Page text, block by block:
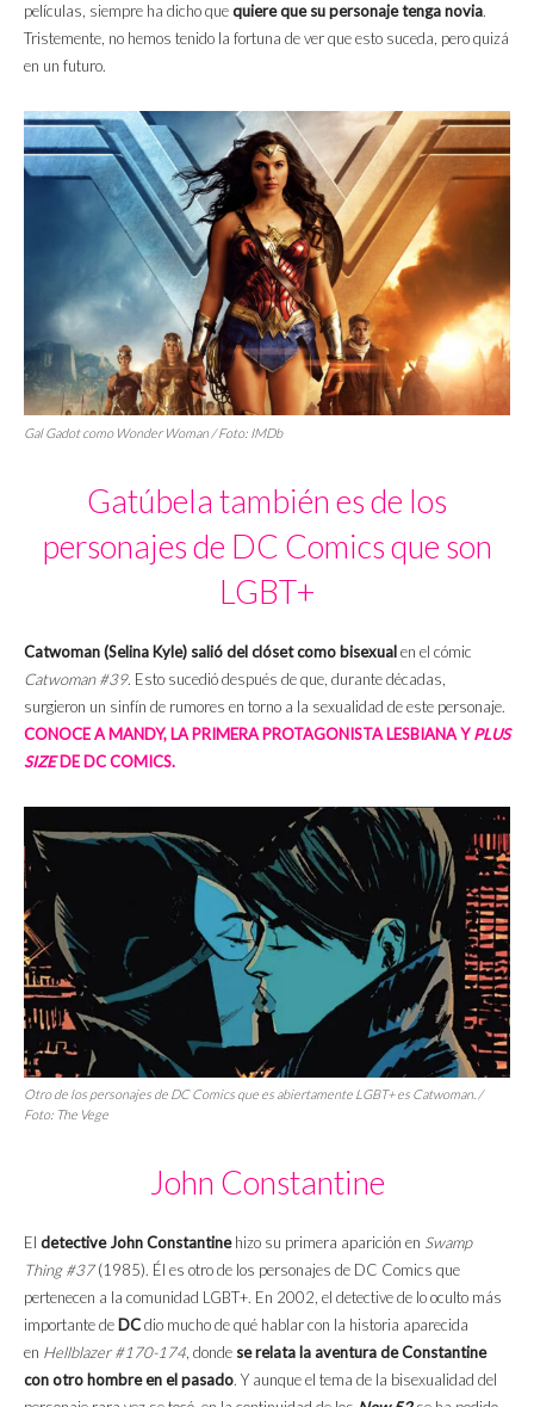
películas, siempre ha dicho quequiere que su personaje tenga novia.
Tristemente, no hemos tenido la fortuna de ver que esto suceda, pero quizá
en un futuro.
Gal Gadot como Wonder Woman / Foto: IMDb
Gatúbela también es de los
personajes de DC Comics que son
LGBT+
Catwoman(Selina Kyle) salió del clóset como bisexualen el cómic
Catwoman #39. Esto sucedió después de que, durante décadas,
surgieron un sinfín de rumores en torno a la sexualidad de este personaje.
CONOCE A MANDY, LA PRIMERA PROTAGONISTA LESBIANA YPLUS
SIZEDE DC COMICS.
Otro de los personajes de DC Comics que es abiertamente LGBT+ es Catwoman. /
Foto: The Vege
John Constantine
El detective John Constantinehizo su primera aparición en Swamp
Thing #37(1985). Él es otro de los personajes de DC Comics que
pertenecen a la comunidad LGBT+. En 2002, el detective de lo oculto más
importante de DCdio mucho de qué hablar con la historia aparecida
en Hellblazer #170-174, donde se relata la aventura de Constantine
con otro hombre en el pasado. Y aunque el tema de la bisexualidad del